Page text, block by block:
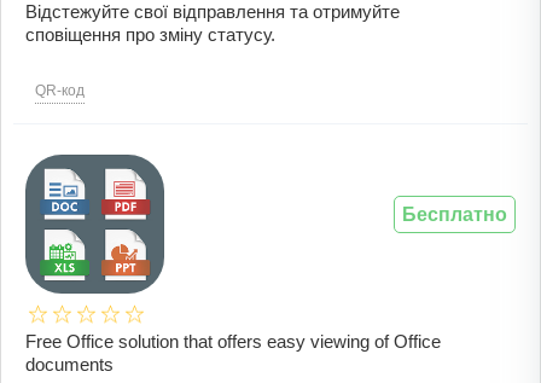
Відстежуйте свої відправлення та отримуйте
сповіщення про зміну статусу.
QR-код
Free Office solution that offers easy viewing of Office
documents
Бесплатно